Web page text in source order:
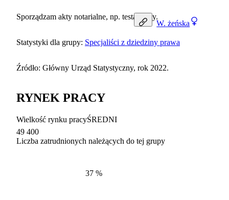
W. żeńska
Sporządzam akty notarialne, np. testamenty.
Statystyki dla grupy: Specjaliści z dziedziny prawa
Źródło: Główny Urząd Statystyczny, rok 2022.
RYNEK PRACY
Wielkość rynku pracyŚREDNI
49 400
Liczba zatrudnionych należących do tej grupy
37 %